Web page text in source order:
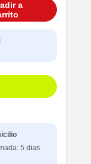
a
5 dias